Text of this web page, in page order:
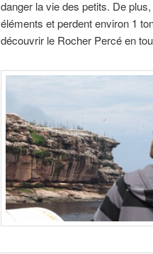
danger la vie des petits. De
éléments et perdent environ 1
découvrir le Rocher Percé en